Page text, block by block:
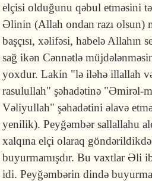
elçisi olduğunu qəbul etməsini
Əlinin (Allah ondan razı olsun)
başçısı, xəlifəsi, habelə Allahın
sağ ikən Cənnətlə
yoxdur. Lakin "lə iləhə illallah
rasulullah" şəhadətinə "Əmirəl-
Vəliyullah" şəhadətini əlavə
yenilik). Peyğəmbər sallallahu
xalqına elçi olaraq
buyurmamışdır. Bu vaxtlar Əli
idi. Peyğəmbərin dində